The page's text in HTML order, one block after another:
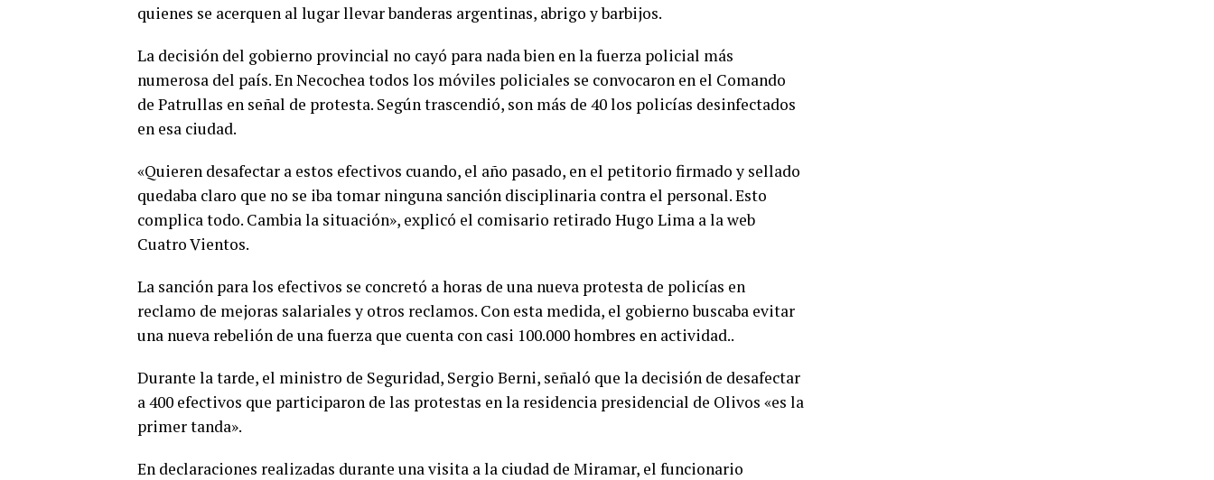
quienes se acerquen al lugar llevar banderas argentinas, abrigo y barbijos.
La decisión del gobierno provincial no cayó para nada bien en la fuerza policial más
numerosa del país. En Necochea todos los móviles policiales se convocaron en el Comando
de Patrullas en señal de protesta. Según trascendió, son más de 40 los policías desinfectados
en esa ciudad.
«Quieren desafectar a estos efectivos cuando, el año pasado, en el petitorio firmado y sellado
quedaba claro que no se iba tomar ninguna sanción disciplinaria contra el personal. Esto
complica todo. Cambia la situación», explicó el comisario retirado Hugo Lima a la web
Cuatro Vientos.
La sanción para los efectivos se concretó a horas de una nueva protesta de policías en
reclamo de mejoras salariales y otros reclamos. Con esta medida, el gobierno buscaba evitar
una nueva rebelión de una fuerza que cuenta con casi 100.000 hombres en actividad..
Durante la tarde, el ministro de Seguridad, Sergio Berni, señaló que la decisión de desafectar
a 400 efectivos que participaron de las protestas en la residencia presidencial de Olivos «es la
primer tanda».
En declaraciones realizadas durante una visita a la ciudad de Miramar, el funcionario